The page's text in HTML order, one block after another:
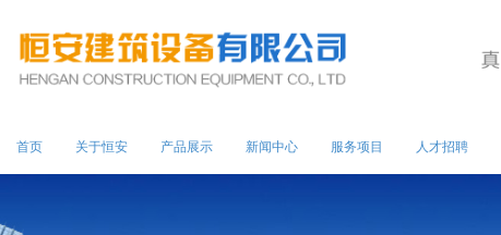
首页 关于恒安 产品展示 新闻中心 服务项目 人才招聘